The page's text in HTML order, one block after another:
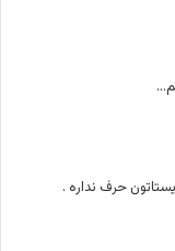
حرف نداره .